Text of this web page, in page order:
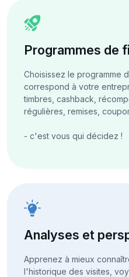
Programmes de
Choisissez le programme
correspond à votre
timbres, cashback,
régulières, remises,
- c'est vous qui décidez !
Analyses et
Apprenez à mieux
l'historique des visites,